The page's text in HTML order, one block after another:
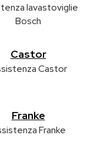
lavastoviglie
Bosch
Castor
Castor
Franke
Franke